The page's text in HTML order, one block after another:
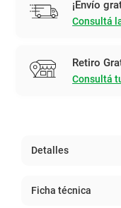
¡Envío
Consultá
Retiro
Consultá
Detalles
Ficha técnica